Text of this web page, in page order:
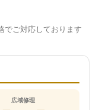
でご対応しております
広域修理